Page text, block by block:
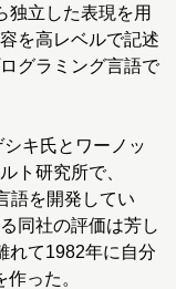
独立した表現を用
を高レベルで記述
グラミング言語で
キ氏とワーノッ
ト研究所で、
語を開発してい
同社の評価は芳し
れて1982年に自分
った。